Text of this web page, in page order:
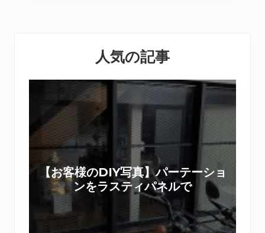
Interactions人気の記事
【お客様のDIY写真】パーテーショ
ンをラスティパネルで
【
お
の
D
I
Y
写
真